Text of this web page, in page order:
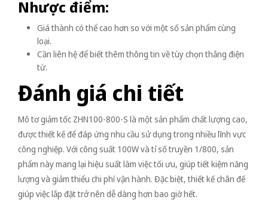
Nhược điểm:
Giá thành có thể cao hơn so với một số sản phẩm cùng
loại.
Cần liên hệ để biết thêm thông tin về tùy chọn thắng điện
từ.
Đánh giá chi tiết
Mô tơ giảm tốc ZHN100-800-S là một sản phẩm chất lượng cao,
được thiết kế để đáp ứng nhu cầu sử dụng trong nhiều lĩnh vực
công nghiệp. Với công suất 100W và tỉ số truyền 1/800, sản
phẩm này mang lại hiệu suất làm việc tối ưu, giúp tiết kiệm năng
lượng và giảm thiểu chi phí vận hành. Đặc biệt, thiết kế chân đế
giúp việc lắp đặt trở nên dễ dàng hơn bao giờ hết.